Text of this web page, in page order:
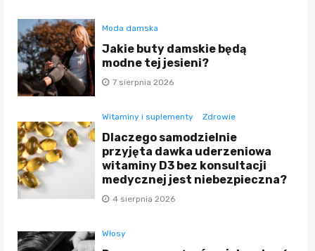
Moda damska
Jakie buty damskie będą
modne tej jesieni?
7 sierpnia 2026
Witaminy i suplementy Zdrowie
Dlaczego samodzielnie
przyjęta dawka uderzeniowa
witaminy D3 bez konsultacji
medycznej jest niebezpieczna?
4 sierpnia 2026
Włosy